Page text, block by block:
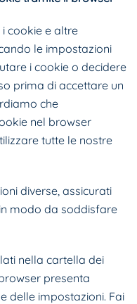
cookie e altre
le impostazioni
i cookie o decidere
prima di accettare un
che
nel browser
tutte le nostre
diverse, assicurati
modo da soddisfare
nella cartella dei
presenta
delle impostazioni. Fai